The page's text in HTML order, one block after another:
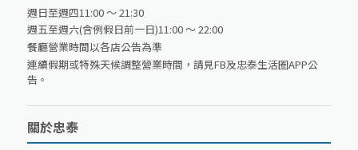
週日至週四11:00 ～ 21:30
週五至週六(含例假日前一日)11:00 ～ 22:00
餐廳營業時間以各店公告為準
連續假期或特殊天候調整營業時間，請見FB及忠泰生活圈APP公
告。
關於忠泰